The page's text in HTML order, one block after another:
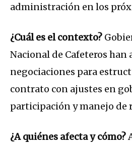
administración en los
¿Cuál es el contexto?
Nacional de Cafeteros han
negociaciones para
contrato con ajustes en
participación y manejo de
¿A quiénes afecta y cómo?